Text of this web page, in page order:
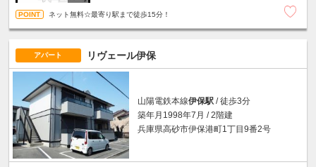
ネット無料☆最寄り駅まで徒歩15分！
アパート リヴェール伊保
山陽電鉄本線伊保駅 / 徒歩3分
築年月1998年7月 / 2階建
兵庫県高砂市伊保港町1丁目9番2号